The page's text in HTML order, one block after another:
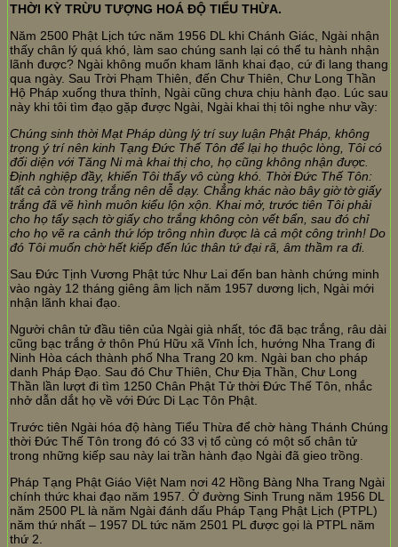
THỜI KỲ TRỪU TƯỢNG HOÁ ĐỘ TIỂU THỪA.
Năm 2500 Phật Lịch tức năm 1956 DL khi Chánh Giác, Ngài nhận
thấy chân lý quá khó, làm sao chúng sanh lại có thể tu hành nhận
lãnh được? Ngài không muốn kham lãnh khai đạo, cứ đi lang thang
qua ngày. Sau Trời Phạm Thiên, đến Chư Thiên, Chư Long Thần
Hộ Pháp xuống thưa thỉnh, Ngài cũng chưa chịu hành đạo. Lúc sau
này khi tôi tìm đạo gặp được Ngài, Ngài khai thị tôi nghe như vầy:
Chúng sinh thời Mạt Pháp dùng lý trí suy luận Phật Pháp, không
trọng ý trí nên kinh Tạng Đức Thế Tôn để lại họ thuộc lòng, Tôi có
đối diện với Tăng Ni mà khai thị cho, họ cũng không nhận được.
Định nghiệp đầy, khiến Tôi thấy vô cùng khó. Thời Đức Thế Tôn:
tất cả còn trong trắng nên dễ dạy. Chẳng khác nào bây giờ tờ giấy
trắng đã vẽ hình muôn kiểu lộn xộn. Khai mở, trước tiên Tôi phải
cho họ tẩy sạch tờ giấy cho trắng không còn vết bẩn, sau đó chỉ
cho họ vẽ ra cảnh thứ lớp trông nhìn được là cả một công trình! Do
đó Tôi muốn chờ hết kiếp đến lúc thân tứ đại rã, âm thầm ra đi.
Sau Đức Tịnh Vương Phật tức Như Lai đến ban hành chứng minh
vào ngày 12 tháng giêng âm lịch năm 1957 dương lịch, Ngài mới
nhận lãnh khai đạo.
Người chân tử đầu tiên của Ngài già nhất, tóc đã bạc trắng, râu dài
cũng bạc trắng ở thôn Phú Hữu xã Vĩnh Ích, hướng Nha Trang đi
Ninh Hòa cách thành phố Nha Trang 20 km. Ngài ban cho pháp
danh Pháp Đạo. Sau đó Chư Thiên, Chư Địa Thần, Chư Long
Thần lần lượt đi tìm 1250 Chân Phật Tử thời Đức Thế Tôn, nhắc
nhở dẫn dắt họ về với Đức Di Lạc Tôn Phật.
Trước tiên Ngài hóa độ hàng Tiểu Thừa để chờ hàng Thánh Chúng
thời Đức Thế Tôn trong đó có 33 vị tổ cùng có một số chân tử
trong những kiếp sau này lai trần hành đạo Ngài đã gieo trồng.
Pháp Tạng Phật Giáo Việt Nam nơi 42 Hồng Bàng Nha Trang Ngài
chính thức khai đạo năm 1957. Ở đường Sinh Trung năm 1956 DL
năm 2500 PL là năm Ngài đánh dấu Pháp Tạng Phật Lịch (PTPL)
năm thứ nhất – 1957 DL tức năm 2501 PL được gọi là PTPL năm
thứ 2.